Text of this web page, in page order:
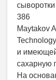
сыворотки
386
Maytakov
и
сахарную
На